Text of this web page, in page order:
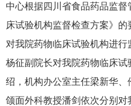
中心根据四川省食品药品监
床试验机构监督检查方案》
对我院药物临床试验机构进
杨征副院长对我院药物临床
绍，机构办公室主任梁新华
颌面外科教授潘剑依次分别